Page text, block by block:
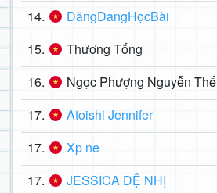
14. DăngĐangHọcBài
15. Thương Tống
16. Ngọc Phượng Nguyễn Thế
17. Atoishi Jennifer
17. Xp ne
17. JESSICA ĐỆ NHỊ